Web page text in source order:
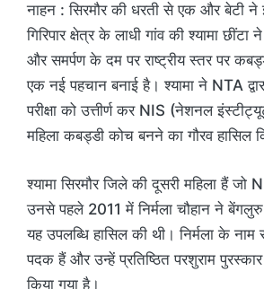
नाहन : सिरमौर की धरती से एक और बेटी ने
गिरिपार क्षेत्र के लाधी गांव की श्यामा
और समर्पण के दम पर राष्ट्रीय स्तर पर
एक नई पहचान बनाई है। श्यामा ने NTA
परीक्षा को उत्तीर्ण कर NIS (नेशनल
महिला कबड्डी कोच बनने का गौरव हासिल
श्यामा सिरमौर जिले की दूसरी महिला हैं जो
उनसे पहले 2011 में निर्मला चौहान ने
यह उपलब्धि हासिल की थी। निर्मला के नाम
पदक हैं और उन्हें प्रतिष्ठित परशुराम
किया गया है।